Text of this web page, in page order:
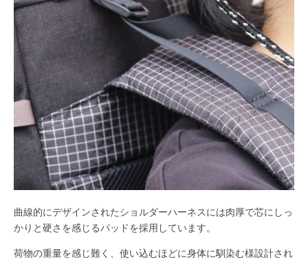
曲線的にデザインされたショルダーハーネスには肉厚で芯にしっ
かりと硬さを感じるパッドを採用しています。
荷物の重量を感じ難く、使い込むほどに身体に馴染む様設計され